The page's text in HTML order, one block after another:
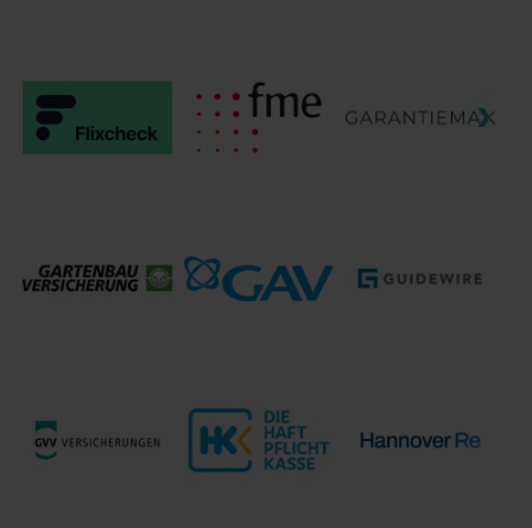
FiANTEC Finanz-DATA
GmbH Fincon Reply
Flixcheck GmbH fme GmbH
Versicherung
VVaG
GAV
Versicherungs-
AG Software GmbH